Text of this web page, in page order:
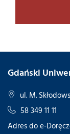
Gdański
ul. M.
58 349 11 11
Adres do e-